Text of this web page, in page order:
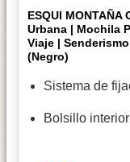
ESQUI
Urbana | Mochila
Viaje |
(Negro)
Sistema de
Bolsillo